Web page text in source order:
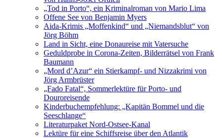
„Tod in Porto“, ein Kriminalroman von Mario Lima
Offene See von Benjamin Myers
Aida-Krimis „Moffenkind“ und „Niemandsblut“ von
Jörg Böhm
Land in Sicht, eine Donaureise mit Vatersuche
Geduldprobe in Corona-Zeiten, Bilderrätsel von Frank
Baumann
„Mord d’Azur“ ein Stierkampf- und Nizzakrimi von
Jörg Armbrüster
„Fado Fatal“, Sommerlektüre für Porto- und
Douroreisende
Kinderbuchempfehlung: „Kapitän Bommel und die
Seeschlange“
Literaturpaket Nord-Ostsee-Kanal
Lektüre für eine Schiffsreise über den Atlantik